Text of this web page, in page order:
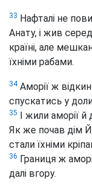
33 Нафталі не
Анату, і жив
країні, але
їхніми рабами.
34Аморії ж
спускатись у
35
І жили аморії й
Як же почав дім
стали їхніми
36 Границя ж
далі вгору.